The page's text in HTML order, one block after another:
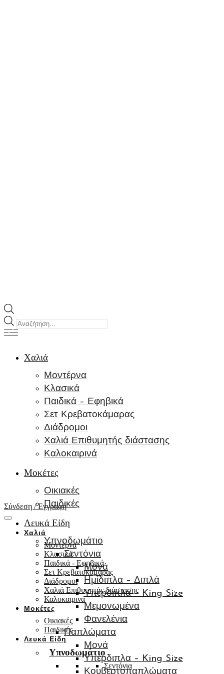
Σύνδεση / Εγγραφή
Χαλιά
Μοντέρνα
Κλασικά
Παιδικά - Εφηβικά
Σετ Κρεβατοκάμαρας
Διάδρομοι
Χαλιά Επιθυμητής διάστασης
Καλοκαιρινά
Μοκέτες
Οικιακές
Παιδικές
Λευκά Είδη
Υπνοδωμάτιο
Σεντόνια
Products
search
Χαλιά
Μοντέρνα
Κλασικά
Παιδικά – Εφηβικά
Σετ Κρεβατοκάμαρας
Διάδρομοι
Χαλιά Επιθυμητής διάστασης
Καλοκαιρινά
Μοκέτες
Οικιακές
Παιδικές
Λευκά Είδη
Υπνοδωμάτιο
Σεντόνια
Μονά
Ημίδιπλα – Διπλά
Υπέρδιπλα – King Size
Μεμονωμένα
Φανελένια
Παπλώματα
Μονά
Υπέρδιπλα – King Size
Κουβερτοπαπλώματα